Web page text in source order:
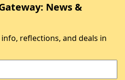
News &
reflections, and deals in